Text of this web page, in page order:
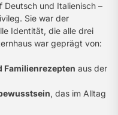
Deutsch und Italienisch –
Sie war der
Identität, die alle drei
war geprägt von:
Familienrezepten aus der
, das im Alltag